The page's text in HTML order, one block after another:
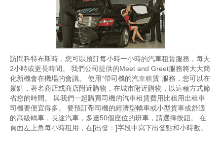
訪問科特布斯時，您可以預訂每小時一小時的汽車租賃服務，每天
2小時或更長時間。 我們公司提供的Meet and Greet服務將大大簡
化新機會在機場的會議。 使用“帶司機的汽車租賃”服務，您可以在
景點，著名商店或商店附近購物，在城市附近購物，以這種方式節
省您的時間。 與我們一起購買司機的汽車租賃費用比租用出租車
司機要便宜得多。 要預訂帶司機的經濟型轎車或小型貨車或舒適
的高級轎車，長途汽車，多達50個座位的班車，請選擇按鈕。 在
頁面左上角每小時租用，在[出發：]字段中寫下出發點和小時數。